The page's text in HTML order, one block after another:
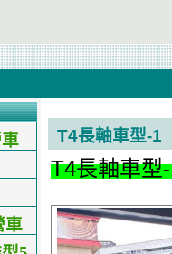
車
T4長軸車型-1
T4長軸車型